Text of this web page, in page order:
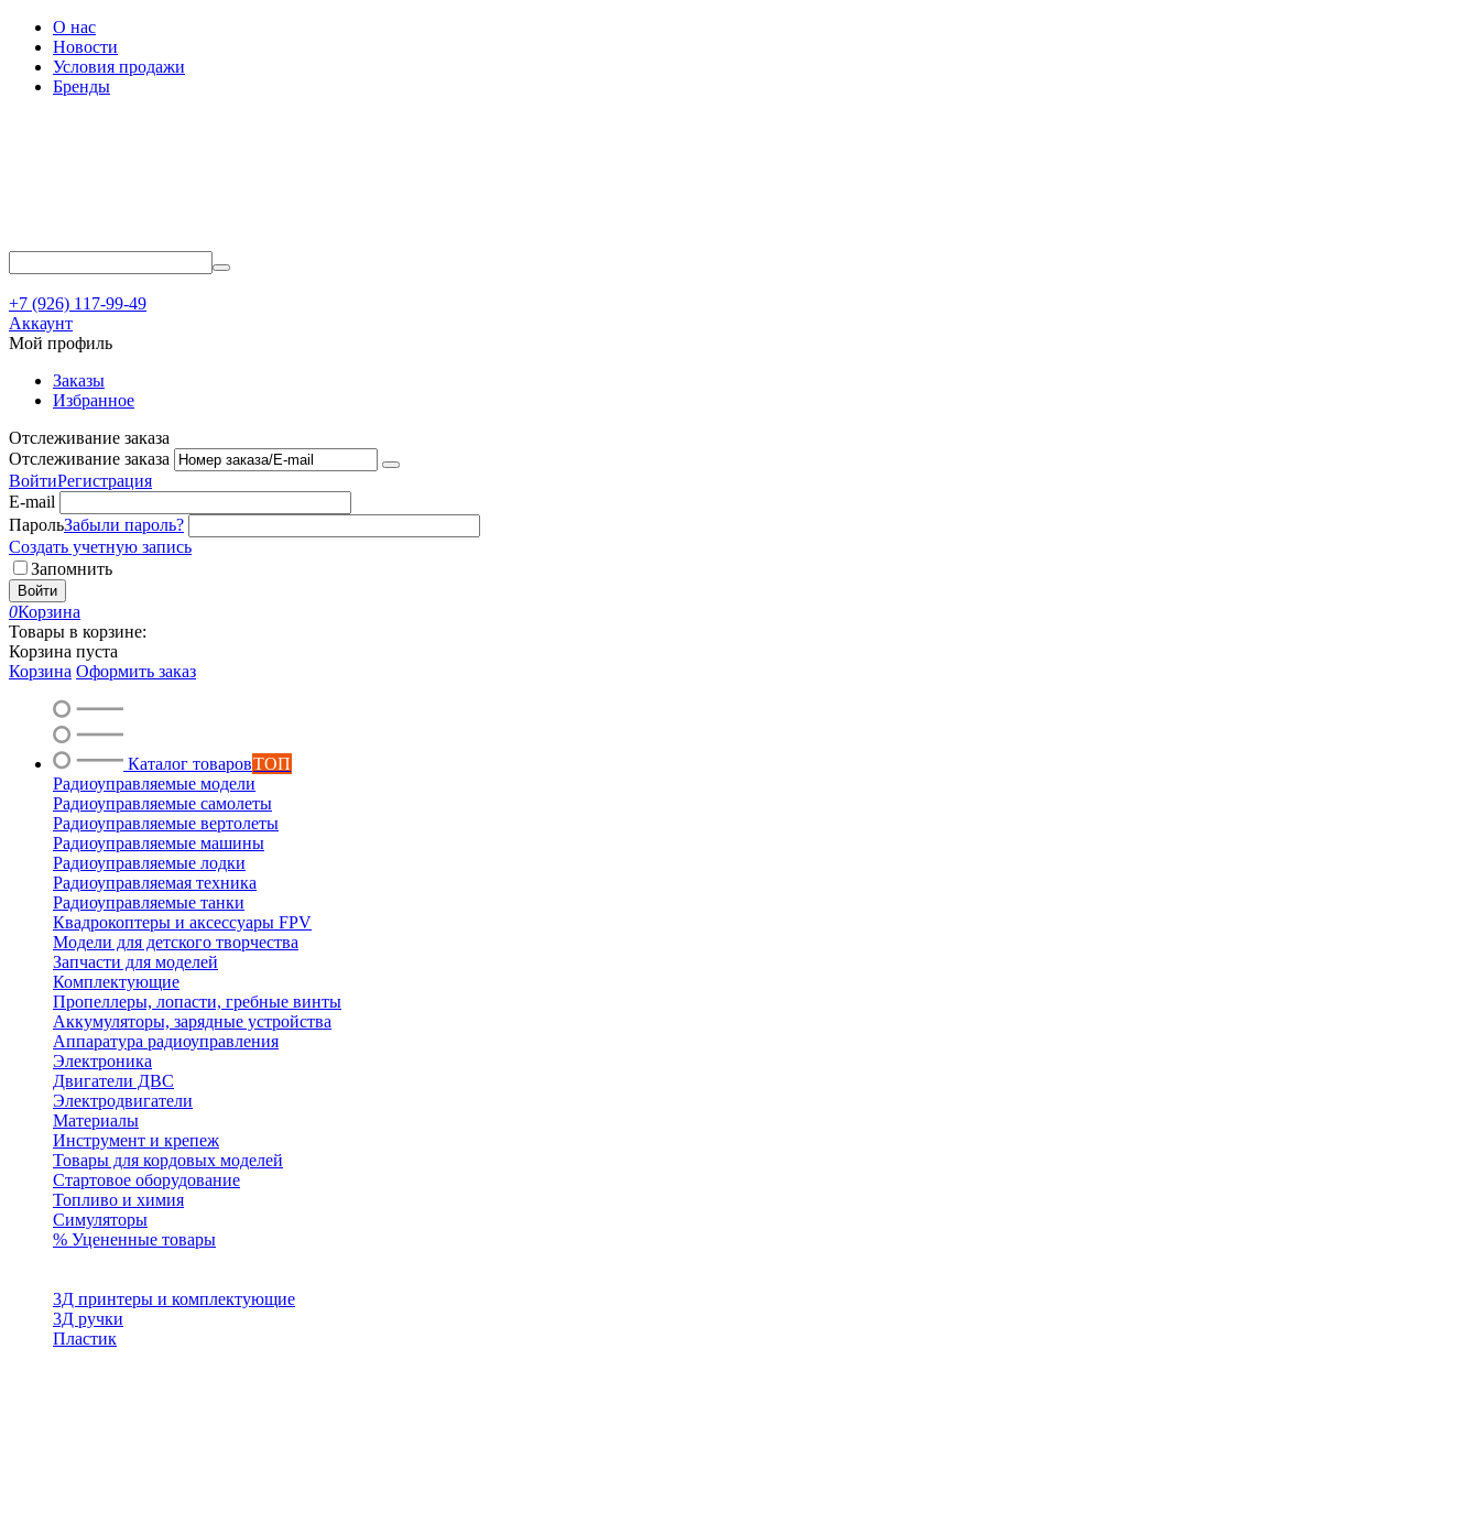
О нас
Новости
Условия продажи
Бренды
+7 (926) 117-99-49
Аккаунт
Мой профиль
Заказы
Избранное
Отслеживание заказа
Отслеживание заказа
ВойтиРегистрация
E-mail
ПарольЗабыли пароль?
Создать учетную запись
Запомнить
Войти
0Корзина
Товары в корзине:
Корзина пуста
Корзина Оформить заказ
Каталог товаровТОП
Радиоуправляемые модели
Радиоуправляемые самолеты
Радиоуправляемые вертолеты
Радиоуправляемые машины
Радиоуправляемые лодки
Радиоуправляемая техника
Радиоуправляемые танки
Квадрокоптеры и аксессуары FPV
Модели для детского творчества
Запчасти для моделей
Комплектующие
Пропеллеры, лопасти, гребные винты
Аккумуляторы, зарядные устройства
Аппаратура радиоуправления
Электроника
Двигатели ДВС
Электродвигатели
Материалы
Инструмент и крепеж
Товары для кордовых моделей
Стартовое оборудование
Топливо и химия
Симуляторы
% Уцененные товары
3Д принтеры и комплектующие
3Д ручки
Пластик